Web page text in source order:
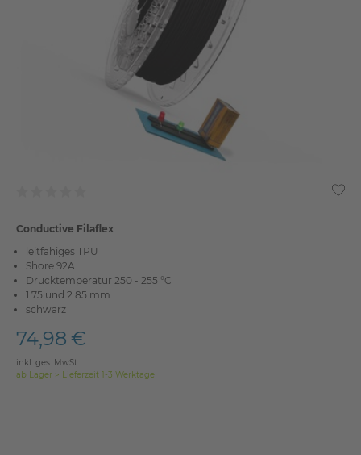
Conductive Filaflex
leitfähiges TPU
Shore 92A
Drucktemperatur 250 - 255 °C
1.75 und 2.85 mm
schwarz
74,98 €
inkl. ges. MwSt.
ab Lager > Lieferzeit 1-3 Werktage